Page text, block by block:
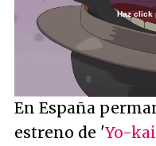
Loaded
54.96%
Haz click
En España
estreno de 'Yo-